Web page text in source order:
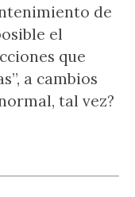
de
el
que
a cambios
tal vez?